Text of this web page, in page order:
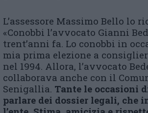
L’assessore Massimo Bello lo
«Conobbi l’avvocato Gianni
trent’anni fa. Lo conobbi in
mia prima elezione a
nel 1994. Allora, l’avvocato
collaborava anche con il
Senigallia. Tante le occasioni
parlare dei dossier legali, che